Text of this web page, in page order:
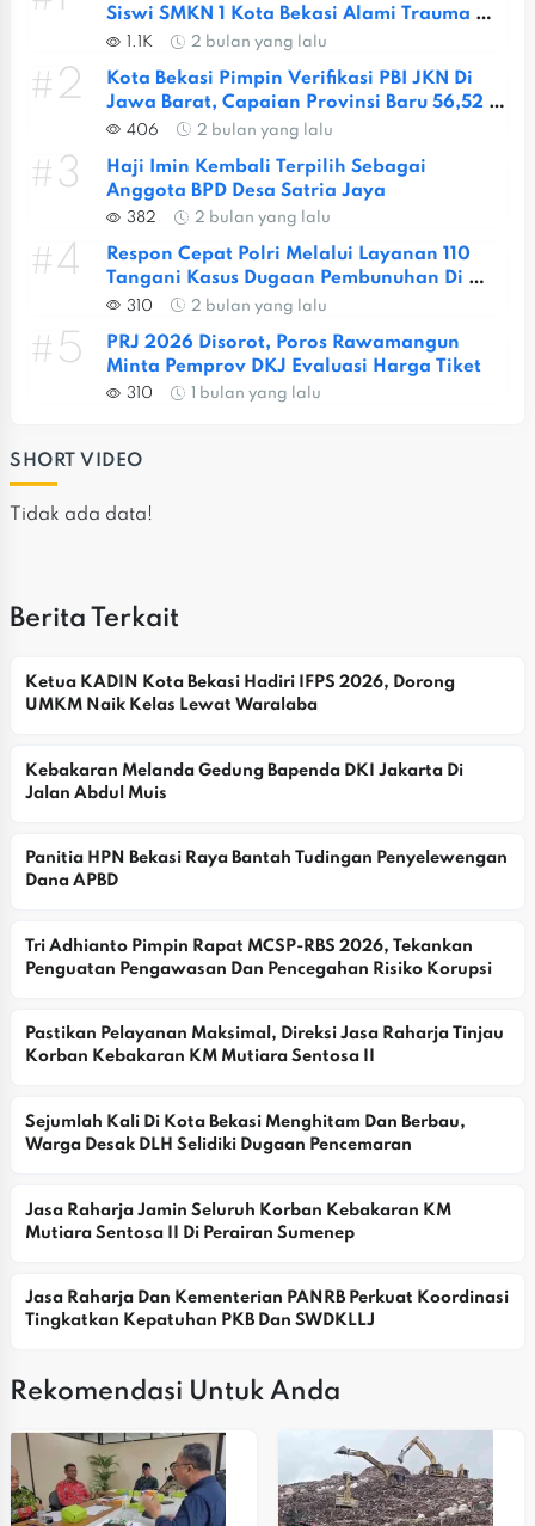
Siswi SMKN 1 Kota Bekasi Alami Trauma
Berat
1.1K 2 bulan yang lalu
#2
Kota Bekasi Pimpin Verifikasi PBI JKN Di
Jawa Barat, Capaian Provinsi Baru 56,52
Persen
406 2 bulan yang lalu
#3
Haji Imin Kembali Terpilih Sebagai
Anggota BPD Desa Satria Jaya
382 2 bulan yang lalu
#4
Respon Cepat Polri Melalui Layanan 110
Tangani Kasus Dugaan Pembunuhan Di
Jatiasih
310 2 bulan yang lalu
#5
PRJ 2026 Disorot, Poros Rawamangun
Minta Pemprov DKJ Evaluasi Harga Tiket
310 1 bulan yang lalu
SHORT VIDEO
Tidak ada data!
Berita Terkait
Ketua KADIN Kota Bekasi Hadiri IFPS 2026, Dorong
UMKM Naik Kelas Lewat Waralaba
Kebakaran Melanda Gedung Bapenda DKI Jakarta Di
Jalan Abdul Muis
Panitia HPN Bekasi Raya Bantah Tudingan Penyelewengan
Dana APBD
Tri Adhianto Pimpin Rapat MCSP-RBS 2026, Tekankan
Penguatan Pengawasan Dan Pencegahan Risiko Korupsi
Pastikan Pelayanan Maksimal, Direksi Jasa Raharja Tinjau
Korban Kebakaran KM Mutiara Sentosa II
Sejumlah Kali Di Kota Bekasi Menghitam Dan Berbau,
Warga Desak DLH Selidiki Dugaan Pencemaran
Jasa Raharja Jamin Seluruh Korban Kebakaran KM
Mutiara Sentosa II Di Perairan Sumenep
Jasa Raharja Dan Kementerian PANRB Perkuat Koordinasi
Tingkatkan Kepatuhan PKB Dan SWDKLLJ
Rekomendasi Untuk Anda